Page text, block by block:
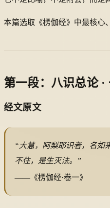
本篇选取《楞伽经》中最核心
第一段：八识总论 ·
经文原文
“大慧，阿梨耶识者，名如
不住，是生灭法。”
——《楞伽经·卷一》